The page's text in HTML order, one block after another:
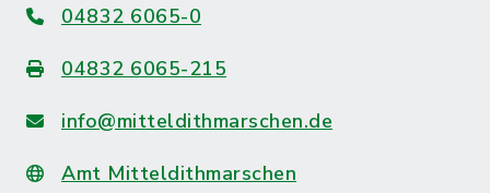
04832 6065-0
04832 6065-215
info@mitteldithmarschen.de
Amt Mitteldithmarschen